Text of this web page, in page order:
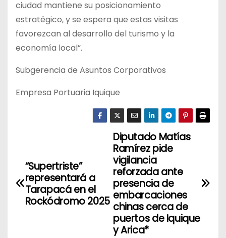
ciudad mantiene su posicionamiento
estratégico, y se espera que estas visitas
favorezcan al desarrollo del turismo y la
economía local”.
Subgerencia de Asuntos Corporativos
Empresa Portuaria Iquique
v
Diputado Matías
Ramírez pide
vigilancia
reforzada ante
presencia de
embarcaciones
chinas cerca de
puertos de Iquique
y Arica*
“Supertriste”
representará a
Tarapacá en el
Rockódromo 2025